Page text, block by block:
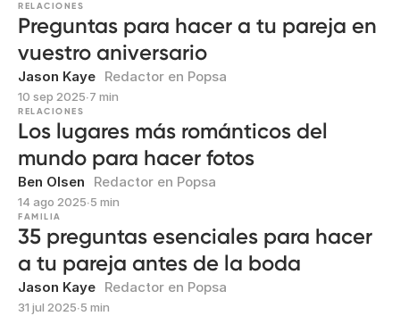
RELACIONES
Preguntas para hacer a tu pareja en
vuestro aniversario
Jason Kaye Redactor en Popsa
10 sep 2025∙7 min
RELACIONES
Los lugares más románticos del
mundo para hacer fotos
Ben Olsen Redactor en Popsa
14 ago 2025∙5 min
FAMILIA
35 preguntas esenciales para hacer
a tu pareja antes de la boda
Jason Kaye Redactor en Popsa
31 jul 2025∙5 min